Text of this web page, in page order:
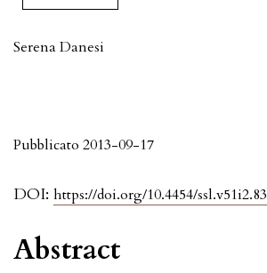
Serena Danesi
DOI: https://doi.org/10.4454/ssl.v51i2.83
Pubblicato 2013-09-17
Abstract